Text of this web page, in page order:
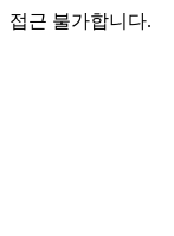
접근 불가합니다.